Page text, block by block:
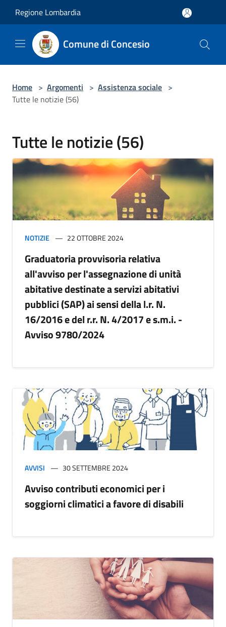
Regione Lombardia
Comune di Concesio
Home > Argomenti > Assistenza sociale >
Tutte le notizie (56)
Tutte le notizie (56)
NOTIZIE 22 OTTOBRE 2024
Graduatoria provvisoria relativa
all'avviso per l'assegnazione di unità
abitative destinate a servizi abitativi
pubblici (SAP) ai sensi della l.r. N.
16/2016 e del r.r. N. 4/2017 e s.m.i. -
Avviso 9780/2024
AVVISI 30 SETTEMBRE 2024
Avviso contributi economici per i
soggiorni climatici a favore di disabili